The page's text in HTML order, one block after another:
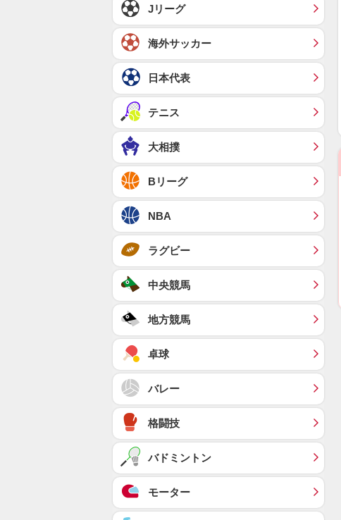
Jリーグ
海外サッカー
日本代表
テニス
大相撲
Bリーグ
NBA
ラグビー
中央競馬
地方競馬
卓球
バレー
格闘技
バドミントン
モーター